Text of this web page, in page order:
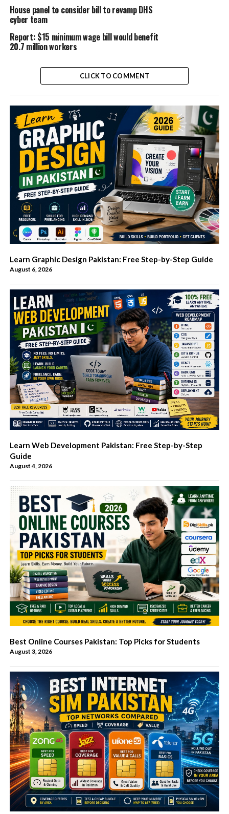
House panel to consider bill to revamp DHS
cyber team
Report: $15 minimum wage bill would benefit
20.7 million workers
CLICK TO COMMENT
Learn Graphic Design Pakistan: Free Step-by-Step Guide
August 6, 2026
Learn Web Development Pakistan: Free Step-by-Step
Guide
August 4, 2026
Best Online Courses Pakistan: Top Picks for Students
August 3, 2026